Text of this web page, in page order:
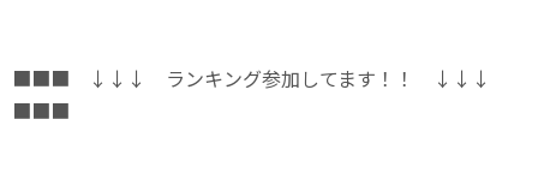
■■■ ↓↓↓ ランキング参加してます！！ ↓↓↓
■■■